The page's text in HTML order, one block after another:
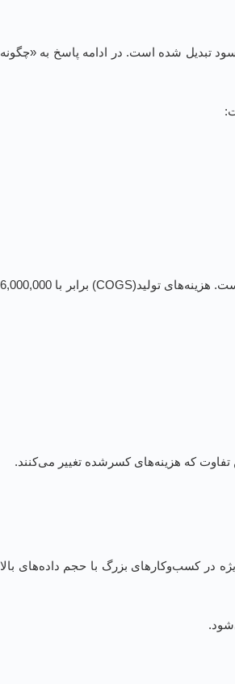
تبدیل شده است. در ادامه پاسخ به «چگونه
در یک مثال ساده برای محاسبه حاشیه سود می‌توانیم چنین در نظیر بگیریم که یک شرکت تولیدی در یک ماه 10,000,000 تومان درآمد از فروش محصولات خود کسب کرده است. هزینه‌های تولید(COGS) برابر با 6,000,000
در کسب‌وکارهای بزرگ با حجم داده‌های بالا